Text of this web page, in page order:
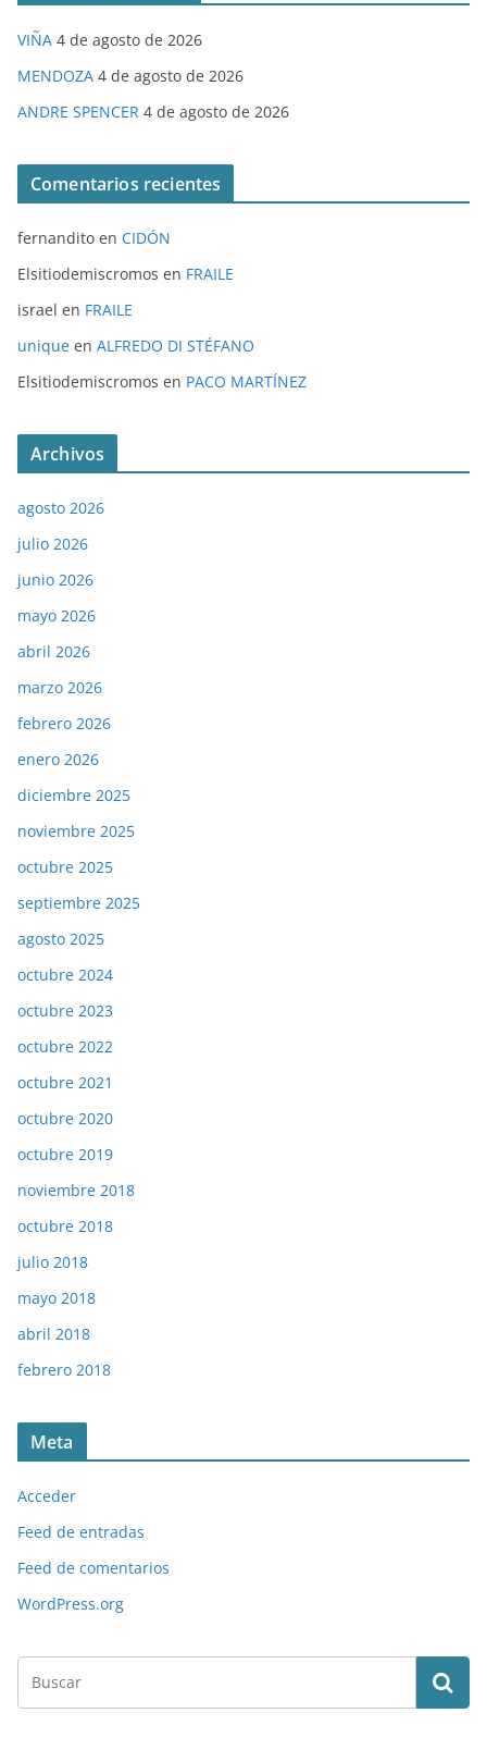
VIÑA 4 de agosto de 2026
MENDOZA 4 de agosto de 2026
ANDRE SPENCER 4 de agosto de 2026
Comentarios recientes
fernandito en CIDÓN
Elsitiodemiscromos en FRAILE
israel en FRAILE
unique en ALFREDO DI STÉFANO
Elsitiodemiscromos en PACO MARTÍNEZ
Archivos
agosto 2026
julio 2026
junio 2026
mayo 2026
abril 2026
marzo 2026
febrero 2026
enero 2026
diciembre 2025
noviembre 2025
octubre 2025
septiembre 2025
agosto 2025
octubre 2024
octubre 2023
octubre 2022
octubre 2021
octubre 2020
octubre 2019
noviembre 2018
octubre 2018
julio 2018
mayo 2018
abril 2018
febrero 2018
Meta
Acceder
Feed de entradas
Feed de comentarios
WordPress.org